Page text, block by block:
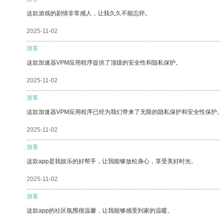
这款游戏的剧情非常感人，让我久久不能忘怀。
2025-11-02
游客
这款加速器VPM应用程序提供了顶级的安全性和隐私保护。
2025-11-02
游客
这款加速器VPM应用程序已经为我们带来了无限的隐私保护和安全性保护
2025-11-02
游客
这款app是我娱乐的好帮手，让我能够放松身心，享受美好时光。
2025-11-02
游客
这款app的社区氛围很温馨，让我能够感受到家的温暖。